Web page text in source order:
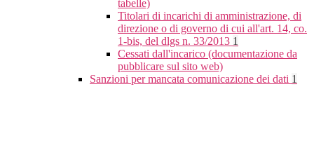
tabelle)
Titolari di incarichi di amministrazione, di
direzione o di governo di cui all'art. 14, co.
1-bis, del dlgs n. 33/2013 1
Cessati dall'incarico (documentazione da
pubblicare sul sito web)
Sanzioni per mancata comunicazione dei dati 1